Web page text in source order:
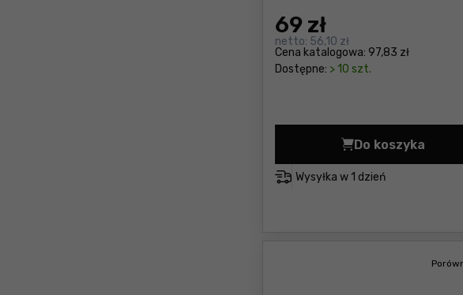
Cena katalogowa: 97,83 zł
69 zł
netto: 56,10 zł
Dostępne: > 10 szt.
Wysyłka w 1 dzień
Do koszyka
Organizer z